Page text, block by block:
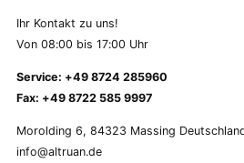
Ihr Kontakt zu uns!
Von 08:00 bis 17:00 Uhr
Service: +49 8724 285960
Fax: +49 8722 585 9997
Morolding 6, 84323 Massing
info@altruan.de